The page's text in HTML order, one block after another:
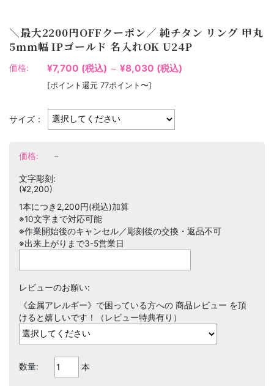
＼最大2200円OFFクーポン／ 純チタン リング 甲丸
5mm幅 IPゴールド 名入れOK U24P
価格: ¥7,700 (税込) ～ ¥8,030 (税込)
[ポイント還元 77ポイント〜]
サイズ：
価格: −
文字彫刻:
(¥2,200)
1本につき2,200円(税込)加算
※10文字まで対応可能
※作業開始後のキャンセル／彫刻後の交換・返品不可
※出来上がりまで3-5営業日
レビューのお願い:
《金属アレルギー》で困っている方への 商品レビュー を頂
けると嬉しいです！（レビュー特典有り）
数量: 本